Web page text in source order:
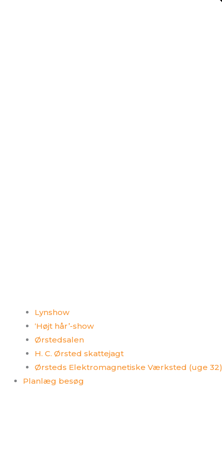
Lynshow
‘Højt hår’-show
Ørstedsalen
H. C. Ørsted skattejagt
Ørsteds Elektromagnetiske Værksted (uge 32)
Planlæg besøg